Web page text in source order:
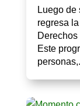
Luego de
regresa
Este